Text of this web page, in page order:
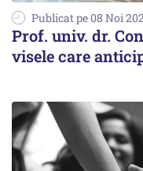
Publicat pe 08 Noi
Prof. univ. dr.
visele care